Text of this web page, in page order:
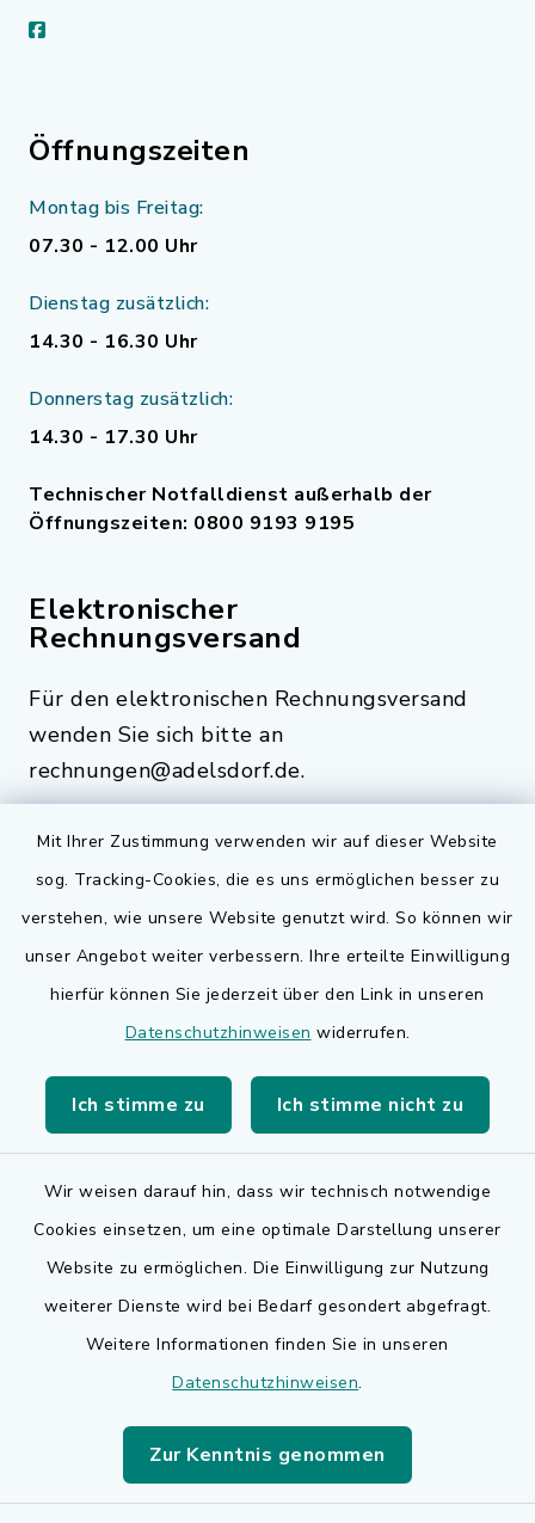
Mit Ihrer Zustimmung verwenden wir auf dieser Website
sog. Tracking-Cookies, die es uns ermöglichen besser zu
verstehen, wie unsere Website genutzt wird. So können wir
unser Angebot weiter verbessern. Ihre erteilte Einwilligung
hierfür können Sie jederzeit über den Link in unseren
Datenschutzhinweisen widerrufen.
Ich stimme zu Ich stimme nicht zu
Wir weisen darauf hin, dass wir technisch notwendige
Cookies einsetzen, um eine optimale Darstellung unserer
Website zu ermöglichen. Die Einwilligung zur Nutzung
weiterer Dienste wird bei Bedarf gesondert abgefragt.
Weitere Informationen finden Sie in unseren
Datenschutzhinweisen.
Zur Kenntnis genommen
facebook
Öffnungszeiten
Montag bis Freitag:
07.30 - 12.00 Uhr
Dienstag zusätzlich:
14.30 - 16.30 Uhr
Donnerstag zusätzlich:
14.30 - 17.30 Uhr
Technischer Notfalldienst außerhalb der
Öffnungszeiten: 0800 9193 9195
Elektronischer
Rechnungsversand
Für den elektronischen Rechnungsversand
wenden Sie sich bitte an
rechnungen@adelsdorf.de.
Quicklinks
Bauen in Adelsdorf
BayernPortal
Landkreis Erlangen-Höchstadt
Barrierefreiheit
Impressum